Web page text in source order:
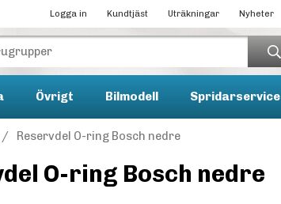
Logga in Kundtjäst Uträkningar Nyheter
Övrigt Bilmodell Spridarservice
/ Reservdel O-ring Bosch nedre
O-ring Bosch nedre